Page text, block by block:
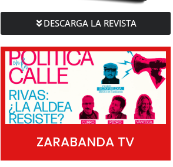
DESCARGA LA REVISTA
ZARABANDA TV